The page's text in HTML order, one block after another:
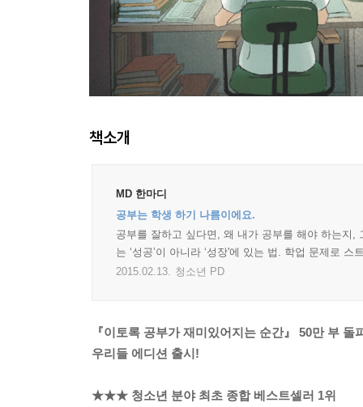
책소개
MD 한마디
공부는 학생 하기 나름이에요.
공부를 잘하고 싶다면, 왜 내가 공부를 해야 하는지
는 ‘성공’이 아니라 ‘성장'에 있는 법. 학업 문제로
2015.02.13. 청소년 PD
『이토록 공부가 재미있어지는 순간』 50만 부 돌
우리들 에디션 출시!
★★★ 청소년 분야 최초 종합 베스트셀러 1위